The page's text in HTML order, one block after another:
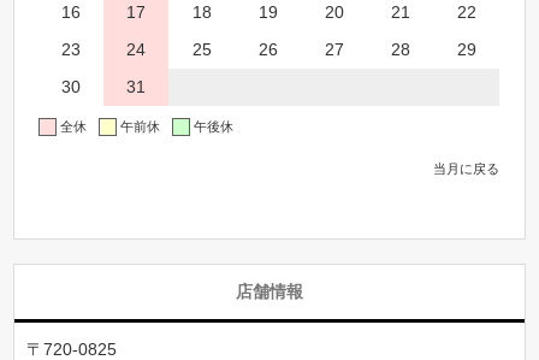
16
17 18 19 20 21
22
23
24 25 26 27 28
29
30
31
全休 午前休 午後休
当月に戻る
店舗情報
〒720-0825